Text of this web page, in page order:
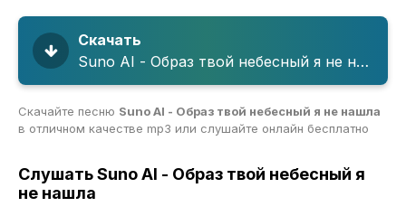
Скачать
Suno AI - Образ твой небесный я не нашла
Скачайте песню Suno AI - Образ твой небесный я не нашла
в отличном качестве mp3 или слушайте онлайн бесплатно
Слушать Suno AI - Образ твой небесный я
не нашла